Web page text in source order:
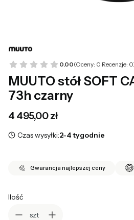
0.00(Oceny: 0 Recenzje:
MUUTO stół SOFT
73h czarny
Cena
4 495,00 zł
Czas wysyłki:2-4 tygodnie
Gwarancja najlepszej ceny
Ilość
szt